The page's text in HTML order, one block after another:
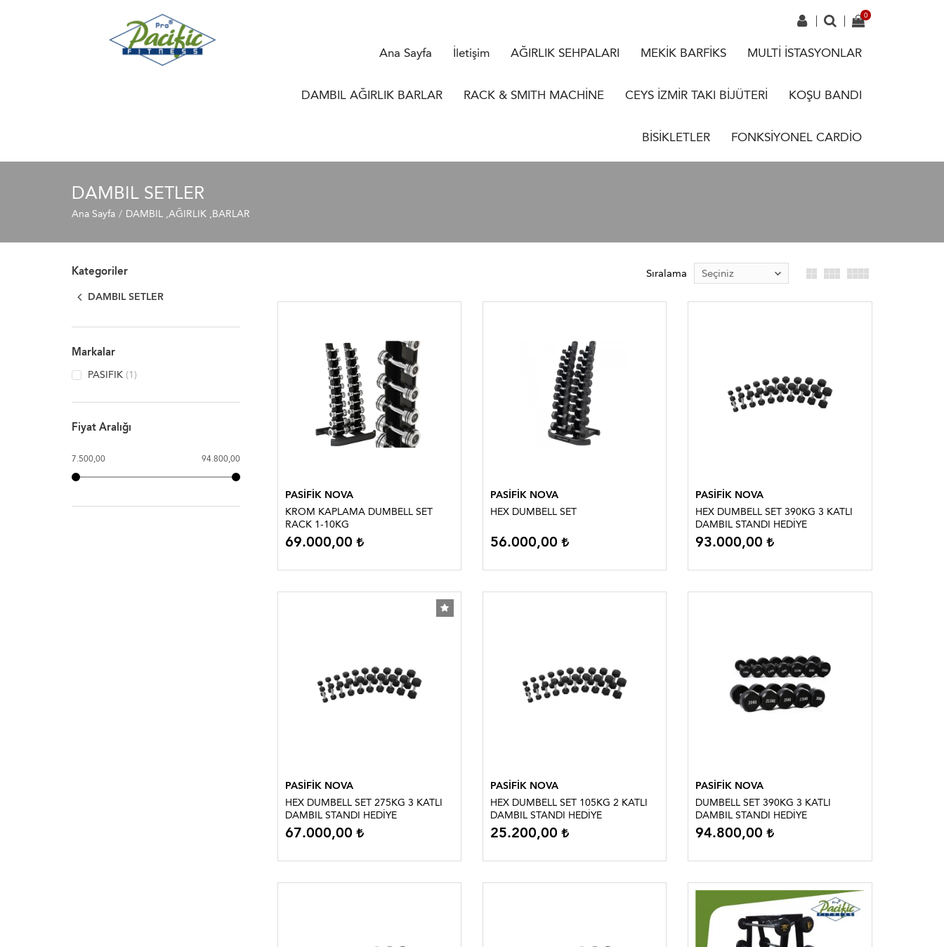
Ana Sayfa İletişim AĞIRLIK SEHPALARI MEKİK BARFİKS MULTİ İSTASYONLAR
DAMBIL AĞIRLIK BARLAR RACK & SMITH MACHİNE CEYS İZMİR TAKI BİJÜTERİ KOŞU BANDI
BİSİKLETLER FONKSİYONEL CARDİO
DAMBIL SETLER
Ana Sayfa DAMBIL ,AĞIRLIK ,BARLAR
Kategoriler
DAMBIL SETLER
Markalar
PASIFIK (1)
Fiyat Aralığı
7.500,00 94.800,00
Sıralama
PASİFİK NOVA
KROM KAPLAMA DUMBELL SET
RACK 1-10KG
69.000,00
PASİFİK NOVA
HEX DUMBELL SET
56.000,00
PASİFİK NOVA
HEX DUMBELL SET 390KG 3 KATLI
DAMBIL STANDI HEDİYE
93.000,00
PASİFİK NOVA
HEX DUMBELL SET 275KG 3 KATLI
DAMBIL STANDI HEDİYE
67.000,00
PASİFİK NOVA
HEX DUMBELL SET 105KG 2 KATLI
DAMBIL STANDI HEDİYE
25.200,00
PASİFİK NOVA
DUMBELL SET 390KG 3 KATLI
DAMBIL STANDI HEDİYE
94.800,00